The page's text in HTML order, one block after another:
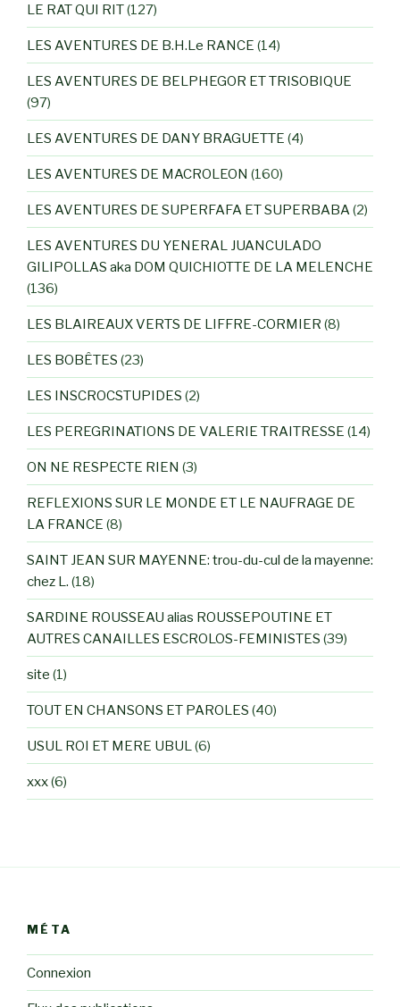
LE RAT QUI RIT(127)
LES AVENTURES DE B.H.Le RANCE (14)
LES AVENTURES DE BELPHEGOR ET TRISOBIQUE
(97)
LES AVENTURES DE DANY BRAGUETTE (4)
LES AVENTURES DE MACROLEON (160)
LES AVENTURES DE SUPERFAFA ET SUPERBABA (2)
LES AVENTURES DU YENERAL JUANCULADO
GILIPOLLAS aka DOM QUICHIOTTE DE LA MELENCHE
(136)
LES BLAIREAUX VERTS DE LIFFRE-CORMIER (8)
LES BOBÊTES (23)
LES INSCROCSTUPIDES (2)
LES PEREGRINATIONS DE VALERIE TRAITRESSE (14)
ON NE RESPECTE RIEN (3)
REFLEXIONS SUR LE MONDE ET LE NAUFRAGE DE
LA FRANCE (8)
SAINT JEAN SUR MAYENNE: trou-du-cul de la mayenne:
chez L. (18)
SARDINE ROUSSEAU alias ROUSSEPOUTINE ET
AUTRES CANAILLES ESCROLOS-FEMINISTES (39)
site (1)
TOUT EN CHANSONS ET PAROLES (40)
USUL ROI ET MERE UBUL (6)
xxx(6)
MÉTA
Connexion